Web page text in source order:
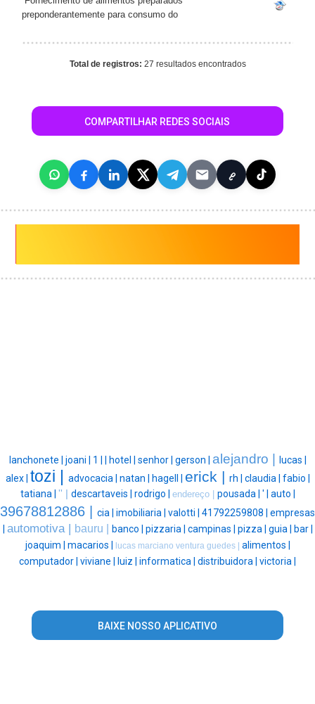
preponderantemente para consumo do
Total de registros: 27 resultados encontrados
COMPARTILHAR REDES SOCIAIS
lanchonete | joani | 1 | hotel | senhor | gerson | alejandro | lucas |
alex | tozi | advocacia | natan | hagell | erick | rh | claudia | fabio |
tatiana | '' | descartaveis | rodrigo | endereço | pousada | ' | auto |
39678812886 | cia | imobiliaria | valotti | 41792259808 | empresas
automotiva | bauru | banco | pizzaria | campinas | pizza | guia |
bar |
joaquim | macarios | lucas marciano ventura guedes | alimentos |
computador | viviane | luiz | informatica | distribuidora | victoria |
BAIXE NOSSO APLICATIVO